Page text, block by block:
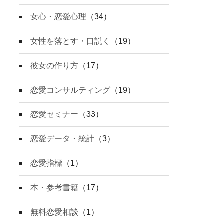
女心・恋愛心理 （34）
女性を落とす・口説く （19）
彼女の作り方 （17）
恋愛コンサルティング （19）
恋愛セミナー （33）
恋愛データ・統計 （3）
恋愛指標 （1）
本・参考書籍 （17）
無料恋愛相談 （1）